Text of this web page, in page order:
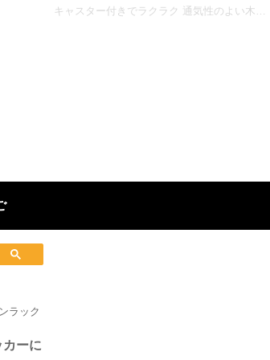
キャスター付きでラクラク 通気性のよい木製で野菜ストッカーにピッタリ ストッカーMUD-6604 - インテリアカタオカ
ラック
ーに